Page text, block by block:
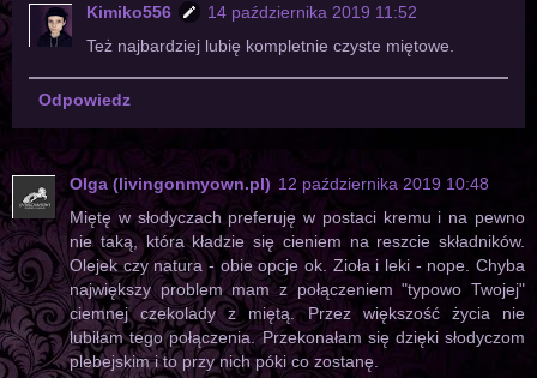
Kimiko556
14 października 2019 11:52
Też najbardziej lubię kompletnie czyste miętowe.
Odpowiedz
Olga (livingonmyown.pl) 12 października 2019 10:48
Miętę w słodyczach preferuję w postaci kremu i na pewno
nie taką, która kładzie się cieniem na reszcie składników.
Olejek czy natura - obie opcje ok. Zioła i leki - nope. Chyba
największy problem mam z połączeniem "typowo Twojej"
ciemnej czekolady z miętą. Przez większość życia nie
lubiłam tego połączenia. Przekonałam się dzięki słodyczom
plebejskim i to przy nich póki co zostanę.